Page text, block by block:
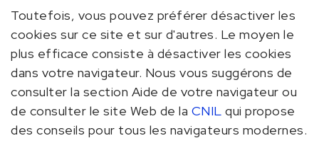
Toutefois, vous pouvez préférer désactiver les
cookies sur ce site et sur d'autres. Le moyen le
plus efficace consiste à désactiver les cookies
dans votre navigateur. Nous vous suggérons de
consulter la section Aide de votre navigateur ou
de consulter le site Web de la CNIL qui propose
des conseils pour tous les navigateurs modernes.